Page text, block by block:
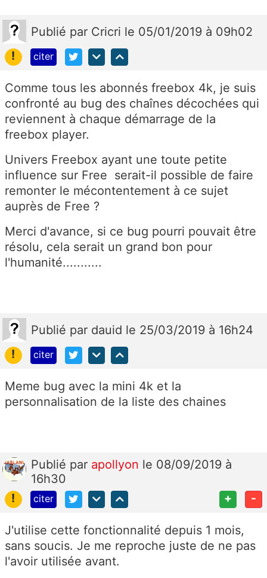
Publié par Cricri le 05/01/2019 à 09h02
!
citer
Comme tous les abonnés freebox 4k, je suis
confronté au bug des chaînes décochées qui
reviennent à chaque démarrage de la
freebox player.
Univers Freebox ayant une toute petite
influence sur Free serait-il possible de faire
remonter le mécontentement à ce sujet
auprès de Free ?
Merci d'avance, si ce bug pourri pouvait être
résolu, cela serait un grand bon pour
l'humanité...........
Publié par dauid le 25/03/2019 à 16h24
!
citer
Meme bug avec la mini 4k et la
personnalisation de la liste des chaines
Publié par apollyon le 08/09/2019 à
16h30
!
citer + -
J'utilise cette fonctionnalité depuis 1 mois,
sans soucis. Je me reproche juste de ne pas
l'avoir utilisée avant.